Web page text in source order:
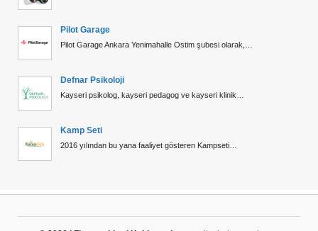
Pilot Garage
Pilot Garage Ankara Yenimahalle Ostim şubesi olarak,…
Defnar Psikoloji
Kayseri psikolog, kayseri pedagog ve kayseri klinik…
Kamp Seti
2016 yılından bu yana faaliyet gösteren Kampseti…